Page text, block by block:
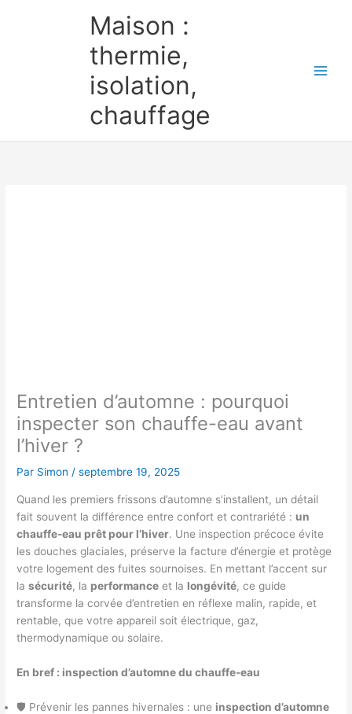
Maison :
thermie,
isolation,
chauffage
Entretien d’automne : pourquoi
inspecter son chauffe-eau avant
l’hiver ?
Par Simon/septembre 19, 2025
Quand les premiers frissons d’automne s’installent, un détail
fait souvent la différence entre confort et contrariété : un
chauffe-eau prêt pour l’hiver. Une inspection précoce évite
les douches glaciales, préserve la facture d’énergie et protège
votre logement des fuites sournoises. En mettant l’accent sur
lasécurité, la performance et la longévité, ce guide
transforme la corvée d’entretien en réflexe malin, rapide, et
rentable, que votre appareil soit électrique, gaz,
thermodynamique ou solaire.
En bref : inspection d’automne du chauffe-eau
🛡️ Prévenir les pannes hivernales : une inspection d’automne